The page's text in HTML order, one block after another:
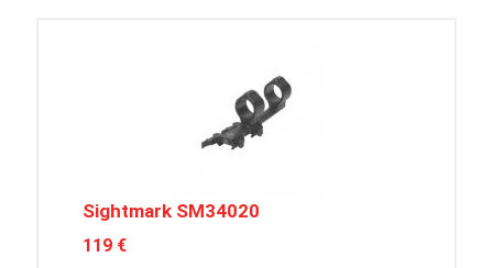
Sightmark SM34020
119 €